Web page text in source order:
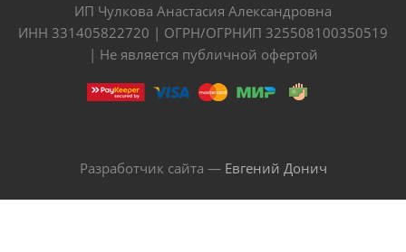
ИП Чулкова Анастасия Александровна
ИНН 331405822720 | ОГРН/ОГРНИП 325508100350519
| Не является публичной офертой
Разработчик сайта — Евгений Донич